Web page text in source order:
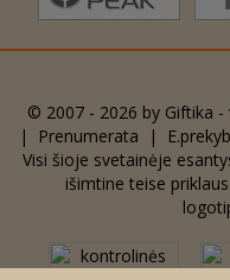
© 2007 - 2026 by Giftika
|
Prenumerata |
Visi šioje svetainėje
išimtine teise